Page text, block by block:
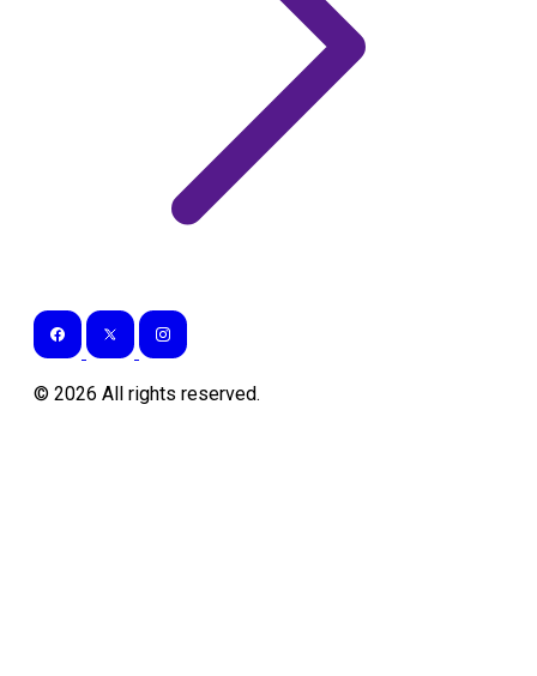
© 2026 All rights reserved.